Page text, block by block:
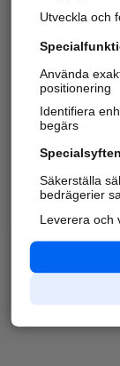
Utveckla och
Använda
positionering
Identifiera
begärs
Specialsyften
Säkerställa
bedrägerier
Leverera och